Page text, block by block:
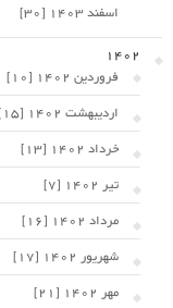
اسفند 1403 [30]
1402
فروردین 1402 [10]
اردیبهشت 1402 [15]
خرداد 1402 [13]
تیر 1402 [7]
مرداد 1402 [16]
شهریور 1402 [17]
مهر 1402 [21]